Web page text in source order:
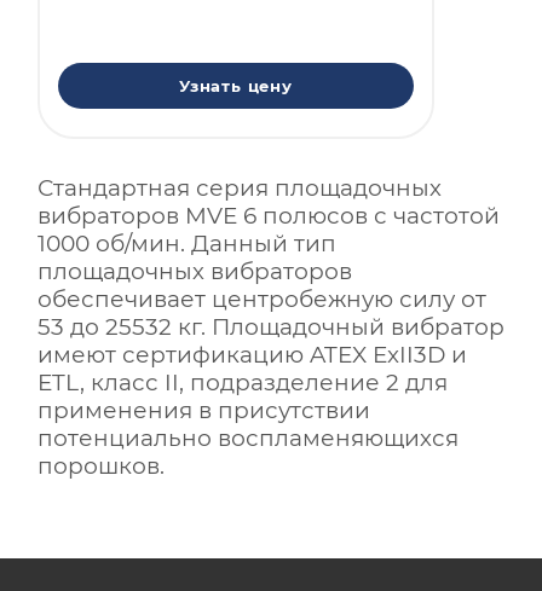
Узнать цену
Стандартная серия площадочных
вибраторов MVE 6 полюсов с частотой
1000 об/мин. Данный тип
площадочных вибраторов
обеспечивает центробежную силу от
53 до 25532 кг. Площадочный вибратор
имеют сертификацию ATEX ExII3D и
ETL, класс II, подразделение 2 для
применения в присутствии
потенциально воспламеняющихся
порошков.